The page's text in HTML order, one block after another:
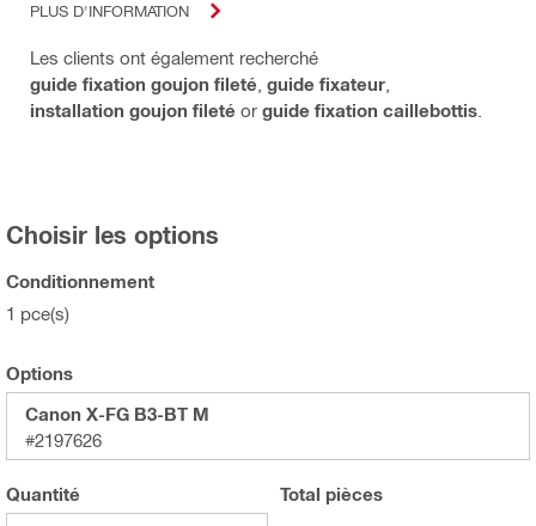
PLUS D'INFORMATION
Les clients ont également recherché
guide fixation goujon fileté guide fixateur
installation goujon fileté or guide fixation caillebottis
Choisir les options
Conditionnement
1 pce(s)
Options
Canon X-FG B3-BT M
#2197626
Quantité Total pièces